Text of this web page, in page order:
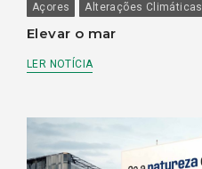
Açores Alterações Climáticas
Elevar o mar
LER NOTÍCIA